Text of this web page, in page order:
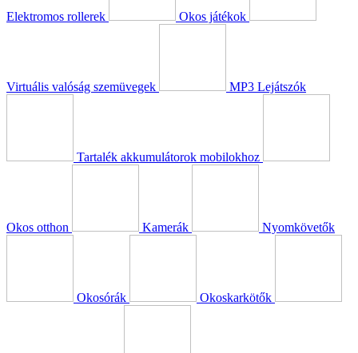
Elektromos rollerek Okos játékok
Virtuális valóság szemüvegek MP3 Lejátszók
Tartalék akkumulátorok mobilokhoz
Okos otthon Kamerák Nyomkövetők
Okosórák Okoskarkötők